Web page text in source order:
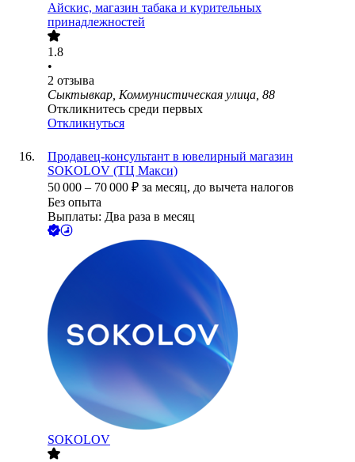
Айскис, магазин табака и курительных
принадлежностей
1.8
•
2 отзыва
Сыктывкар, Коммунистическая улица, 88
Откликнитесь среди первых
Откликнуться
Продавец-консультант в ювелирный магазин
SOKOLOV (ТЦ Макси)
50 000 – 70 000 ₽ за месяц, до вычета налогов
Без опыта
Выплаты: Два раза в месяц
SOKOLOV